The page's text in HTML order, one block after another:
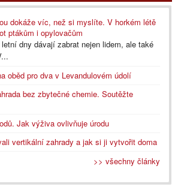
dokáže víc, než si myslíte. V horkém létě
ptákům i opylovačům
dny dávají zabrat nejen lidem, ale také
oběd pro dva v Levandulovém údolí
bez zbytečné chemie. Soutěžte
Jak výživa ovlivňuje úrodu
vertikální zahrady a jak si ji vytvořit doma
>> všechny články